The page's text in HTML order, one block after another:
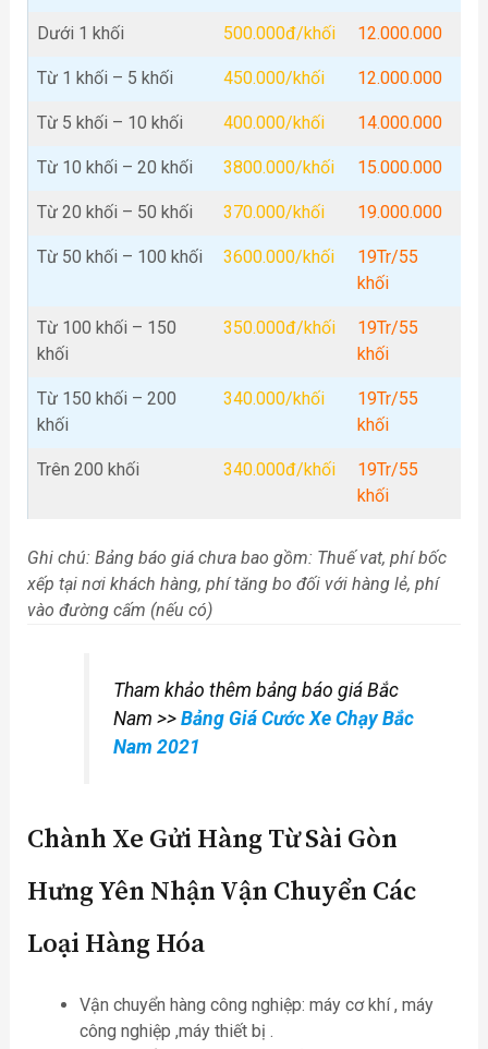
Dưới 1 khối 500.000đ/khối 12.000.000
Từ 1 khối – 5 khối 450.000/khối 12.000.000
Từ 5 khối – 10 khối 400.000/khối 14.000.000
Từ 10 khối – 20 khối 3800.000/khối 15.000.000
Từ 20 khối – 50 khối 370.000/khối 19.000.000
Từ 50 khối – 100 khối 3600.000/khối
19Tr/55
khối
Từ 100 khối – 150
khối
350.000đ/khối
19Tr/55
khối
Từ 150 khối – 200
khối
340.000/khối
19Tr/55
khối
Trên 200 khối 340.000đ/khối
19Tr/55
khối
Ghi chú: Bảng báo giá chưa bao gồm: Thuế vat, phí bốc
xếp tại nơi khách hàng, phí tăng bo đối với hàng lẻ, phí
vào đường cấm (nếu có)
Tham khảo thêm bảng báo giá Bắc
Nam >> Bảng Giá Cước Xe Chạy Bắc
Nam 2021
Chành Xe Gửi Hàng Từ Sài Gòn
Hưng Yên Nhận Vận Chuyển Các
Loại Hàng Hóa
Vận chuyển hàng công nghiệp: máy cơ khí , máy
công nghiệp ,máy thiết bị .